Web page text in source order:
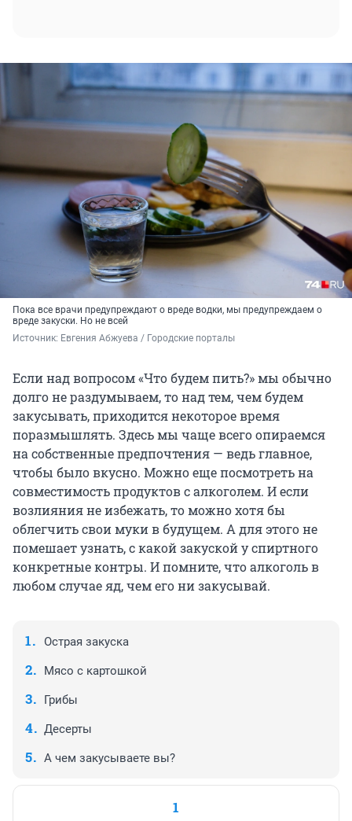
Пока все врачи предупреждают о вреде водки, мы предупреждаем о
вреде закуски. Но не всей
Источник: Евгения Абжуева / Городские порталы
Если над вопросом «Что будем пить?» мы обычно
долго не раздумываем, то над тем, чем будем
закусывать, приходится некоторое время
поразмышлять. Здесь мы чаще всего опираемся
на собственные предпочтения — ведь главное,
чтобы было вкусно. Можно еще посмотреть на
совместимость продуктов с алкоголем. И если
возлияния не избежать, то можно хотя бы
облегчить свои муки в будущем. А для этого не
помешает узнать, с какой закуской у спиртного
конкретные контры. И помните, что алкоголь в
любом случае яд, чем его ни закусывай.
Острая закуска
Мясо с картошкой
Грибы
Десерты
А чем закусываете вы?
1